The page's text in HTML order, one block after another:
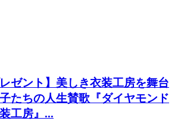
レゼント】美しき衣装工房を舞台
たちの人生賛歌『ダイヤモンド
工房』...